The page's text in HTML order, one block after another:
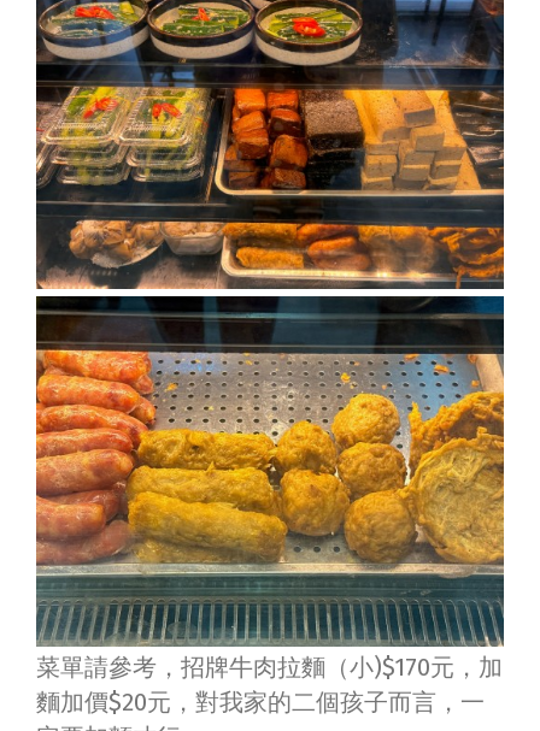
菜單請參考，招牌牛肉拉麵（小)$170元，加
麵加價$20元，對我家的二個孩子而言，一